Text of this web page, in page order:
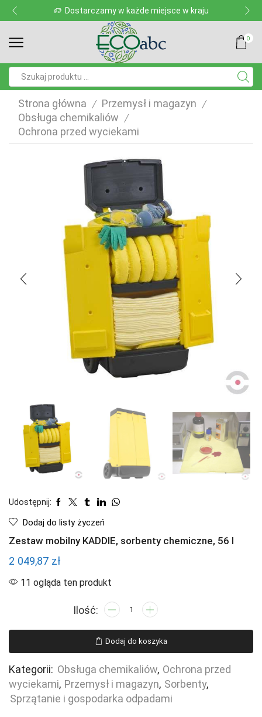
Dostarczamy w każde miejsce w kraju
0
Strona główna / Przemysł i magazyn /
Obsługa chemikaliów /
Ochrona przed wyciekami
Udostępnij:
Dodaj do listy życzeń
Zestaw mobilny KADDIE, sorbenty chemiczne, 56 l
2 049,87 zł
11 ogląda ten produkt
ilość
mobilny
KADDIE,
sorbenty
chemiczne,
56
Dodaj do koszyka
Kategorii: Obsługa chemikaliów, Ochrona przed
wyciekami, Przemysł i magazyn, Sorbenty,
Sprzątanie i gospodarka odpadami